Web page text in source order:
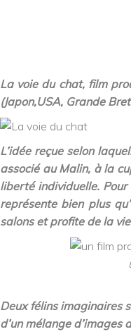
La voie du chat, film
(Japon,USA, Grande
L’idée reçue selon
associé au Malin, à la
liberté individuelle. Pour
représente bien plus
salons et profite de la
Deux félins imaginaires
d’un mélange d’images